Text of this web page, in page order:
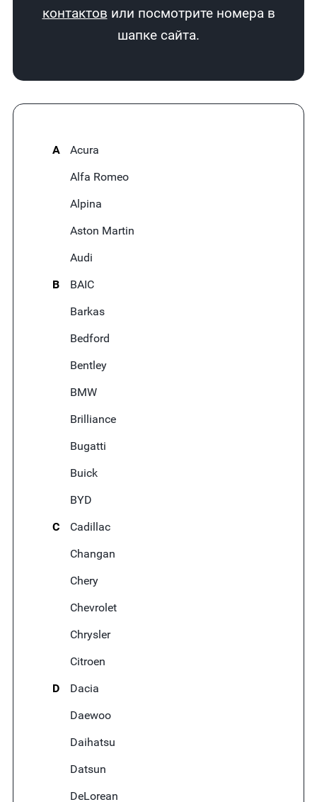
контактов или посмотрите номера в
шапке сайта.
A
Acura
Alfa Romeo
Alpina
Aston Martin
Audi
B
BAIC
Barkas
Bedford
Bentley
BMW
Brilliance
Bugatti
Buick
BYD
C
Cadillac
Changan
Chery
Chevrolet
Chrysler
Citroen
D
Dacia
Daewoo
Daihatsu
Datsun
DeLorean